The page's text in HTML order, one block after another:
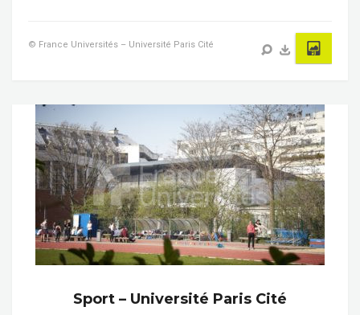
© France Universités – Université Paris Cité
Sport – Université Paris Cité